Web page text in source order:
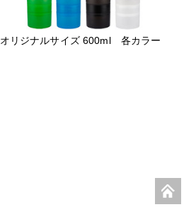
オリジナルサイズ 600ml 各カラー